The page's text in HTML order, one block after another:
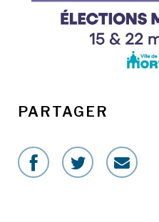
PARTAGER